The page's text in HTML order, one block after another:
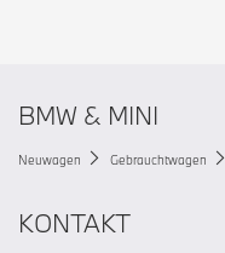
BMW & MINI
Neuwagen Gebrauchtwagen
KONTAKT